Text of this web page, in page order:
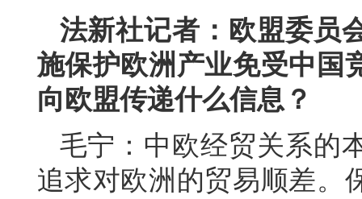
法新社记者：欧盟委员
施保护欧洲产业免受中国
向欧盟传递什么信息？
毛宁：中欧经贸关系的
追求对欧洲的贸易顺差。